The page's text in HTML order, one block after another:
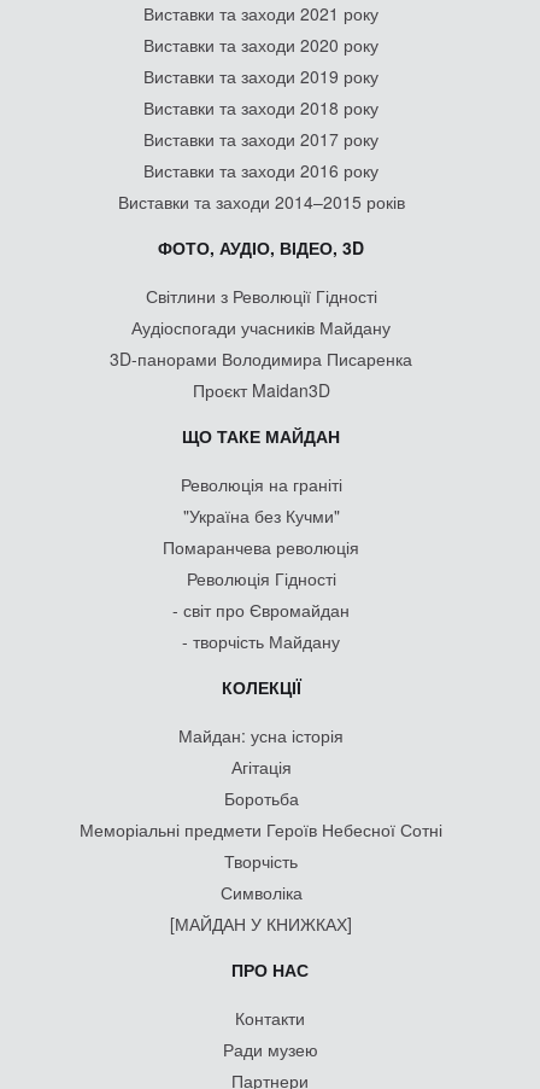
Виставки та заходи 2021 року
Виставки та заходи 2020 року
Виставки та заходи 2019 року
Виставки та заходи 2018 року
Виставки та заходи 2017 року
Виставки та заходи 2016 року
Виставки та заходи 2014–2015 років
ФОТО, АУДІО, ВІДЕО, 3D
Світлини з Революції Гідності
Аудіоспогади учасників Майдану
3D-панорами Володимира Писаренка
Проєкт Maidan3D
ЩО ТАКЕ МАЙДАН
Революція на граніті
"Україна без Кучми"
Помаранчева революція
Революція Гідності
- світ про Євромайдан
- творчість Майдану
КОЛЕКЦІЇ
Майдан: усна історія
Агітація
Боротьба
Меморіальні предмети Героїв Небесної Сотні
Творчість
Символіка
[МАЙДАН У КНИЖКАХ]
ПРО НАС
Контакти
Ради музею
Партнери